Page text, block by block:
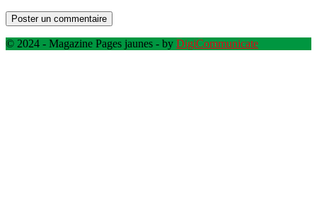
© 2024 - Magazine Pages jaunes - by DigiCommunicate